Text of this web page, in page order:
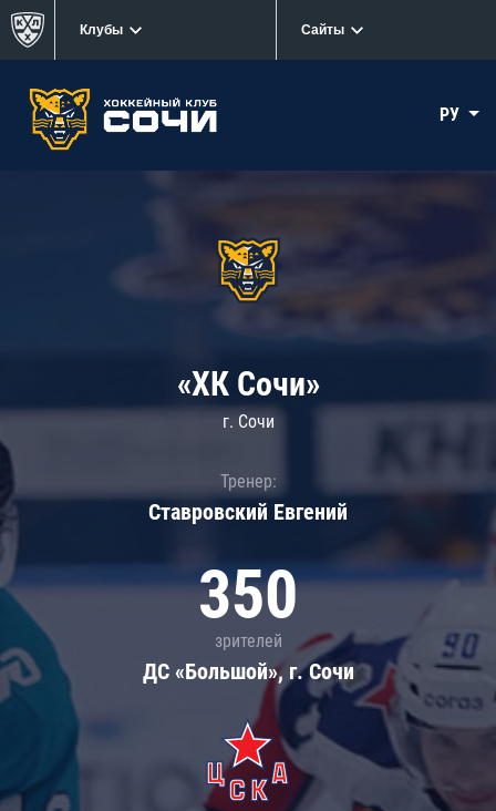
Клубы Сайты
РУ
«ХК Сочи»
г. Сочи
Тренер:
Ставровский Евгений
350
зрителей
ДС «Большой», г. Сочи